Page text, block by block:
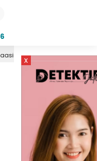
Kejari Pamekasan
x